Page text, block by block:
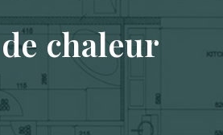
chaleur